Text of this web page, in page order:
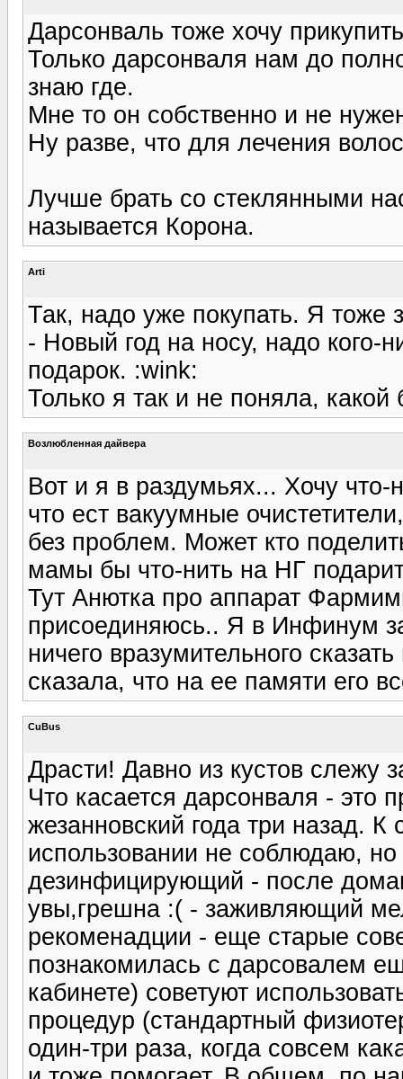
Дарсонваль тоже хочу
Только дарсонваля нам до
знаю где.
Мне то он собственно и не
Ну разве, что для лечения
Лучше брать со стеклянными
называется Корона.
Arti
Так, надо уже покупать. Я тоже
- Новый год на носу, надо кого-
подарок. :wink:
Только я так и не поняла, какой
Возлюбленная дайвера
Вот и я в раздумьях... Хочу
что ест вакуумные
без проблем. Может кто
мамы бы что-нить на НГ
Тут Анютка про аппарат
присоединяюсь.. Я в Инфинум
ничего вразумительного
сказала, что на ее памяти его
CuBus
Драсти! Давно из кустов слежу
Что касается дарсонваля - это
жезанновский года три назад.
использовании не соблюдаю,
дезинфицирующий - после
увы,грешна :( - заживляющий
рекоменадции - еще старые
познакомилась с дарсовалем
кабинете) советуют
процедур (стандартный
один-три раза, когда совсем